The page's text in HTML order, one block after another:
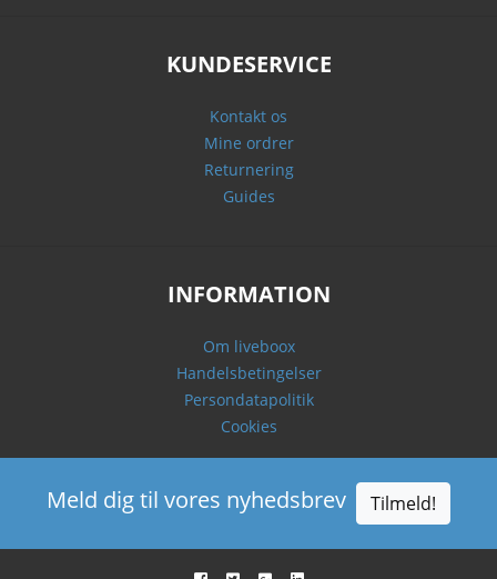
KUNDESERVICE
Kontakt os
Mine ordrer
Returnering
Guides
INFORMATION
Om liveboox
Handelsbetingelser
Persondatapolitik
Cookies
Meld dig til vores nyhedsbrev Tilmeld!